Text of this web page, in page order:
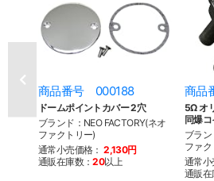
商品番号 000188
ドームポイントカバー 2穴
ブランド：NEO FACTORY(ネオ
ファクトリー)
通常小売価格： 2,130円
通販在庫数：20以上
商品
5Ω オ
同爆
ブラン
ファク
通常小
通販